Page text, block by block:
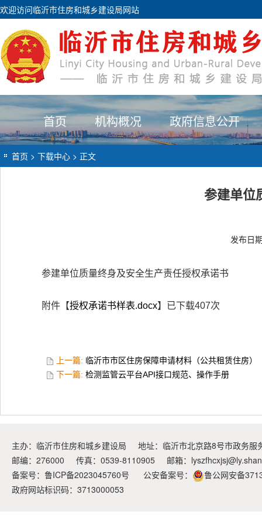
欢迎访问临沂市住房和城乡建设局网站
首页 机构概况 政府信息公开
首页 > 下载中心 > 正文
参建单位
发布日
参建单位质量终身及安全生产责任授权承诺书
附件【授权承诺书样表.docx】已下载407次
上一篇: 临沂市市区住房保障申请材料（公共租赁住房）
下一篇: 检测监管云平台API接口规范、操作手册
主办：临沂市住房和城乡建设局
地址：临沂市北京路8号市政务服
邮编：276000
传真：0539-8110905 邮箱：
备案号：鲁ICP备2023045760号
公安备案号：
鲁公网安备
政府网站标识码：3713000053